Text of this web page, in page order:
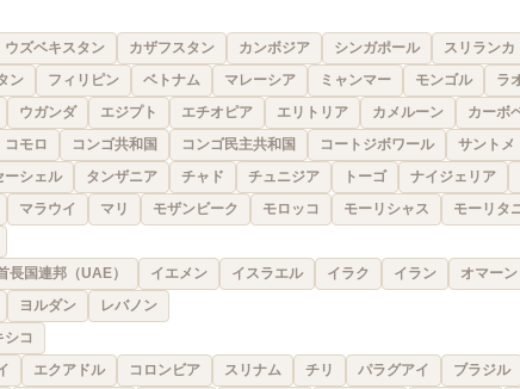
ウズベキスタン カザフスタン カンボジア シンガポール スリランカ
ン フィリピン ベトナム マレーシア ミャンマー モンゴル ラ
ウガンダ エジプト エチオピア エリトリア カメルーン カーボ
コモロ コンゴ共和国 コンゴ民主共和国 コートジボワール サントメ
ーシェル タンザニア チャド チュニジア トーゴ ナイジェリア
マラウイ マリ モザンビーク モロッコ モーリシャス モーリタ
長国連邦（UAE） イエメン イスラエル イラク イラン オマーン
ヨルダン レバノン
シコ
エクアドル コロンビア スリナム チリ パラグアイ ブラジル